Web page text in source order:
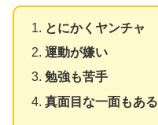
とにかくヤンチャ
運動が嫌い
勉強も苦手
真面目な一面もある